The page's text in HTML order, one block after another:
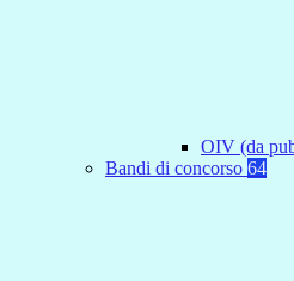
OIV (da
Bandi di concorso 64